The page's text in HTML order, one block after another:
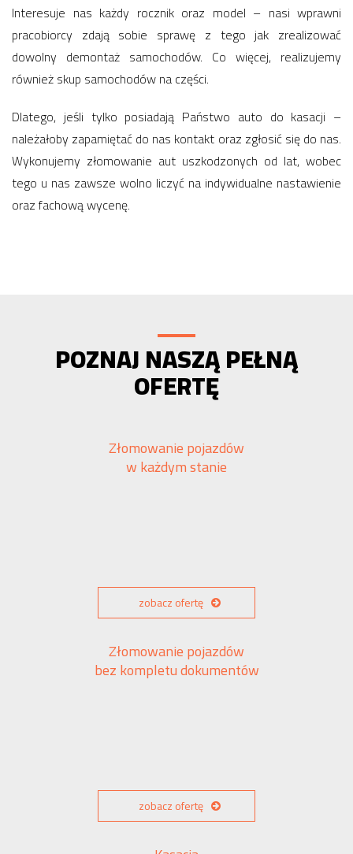
Interesuje nas każdy rocznik oraz model – nasi wprawni
pracobiorcy zdają sobie sprawę z tego jak zrealizować
dowolny demontaż samochodów. Co więcej, realizujemy
również skup samochodów na części.
Dlatego, jeśli tylko posiadają Państwo auto do kasacji –
należałoby zapamiętać do nas kontakt oraz zgłosić się do nas.
Wykonujemy złomowanie aut uszkodzonych od lat, wobec
tego u nas zawsze wolno liczyć na indywidualne nastawienie
oraz fachową wycenę.
POZNAJ NASZĄ PEŁNĄ
OFERTĘ
Złomowanie pojazdów
w każdym stanie
zobacz ofertę
Złomowanie pojazdów
bez kompletu dokumentów
zobacz ofertę